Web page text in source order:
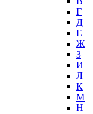
Г
Д
Е
Ж
З
И
Л
К
М
Н